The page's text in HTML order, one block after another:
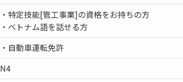
・特定技能[管工事業]の資格をお持ちの方
・ベトナム語を話せる方
・自動車運転免許
N4